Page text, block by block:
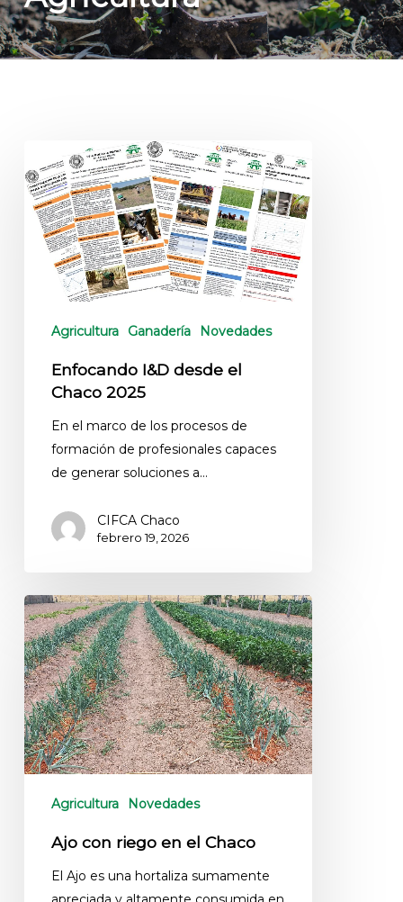
Agricultura Ganadería Novedades
Enfocando I&D desde el
Chaco 2025
En el marco de los procesos de
formación de profesionales capaces
de generar soluciones a…
CIFCA Chaco
febrero 19, 2026
Agricultura Novedades
Ajo con riego en el Chaco
El Ajo es una hortaliza sumamente